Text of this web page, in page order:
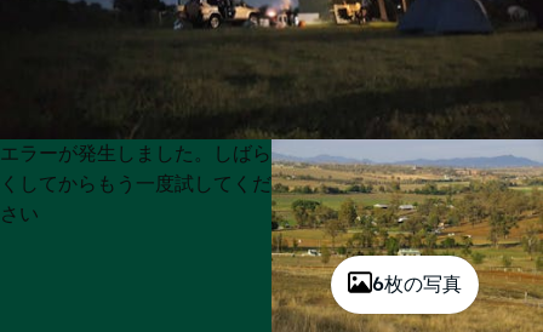
6枚の写真
Product
List
Product
List
エラーが発生しました。しばら
くしてからもう一度試してくだ
さい